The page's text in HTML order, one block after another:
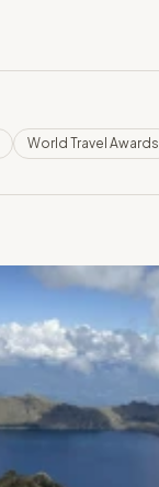
World Travel Awards